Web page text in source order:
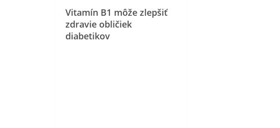
Vitamín B1 môže zlepšiť
zdravie obličiek
diabetikov